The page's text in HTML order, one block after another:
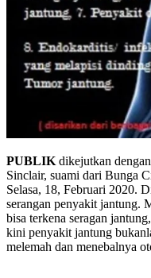
PUBLIK dikejutkan
Sinclair, suami dari Bunga
Selasa, 18, Februari 2020.
serangan penyakit jantung.
bisa terkena seragan
kini penyakit jantung
melemah dan menebalnya